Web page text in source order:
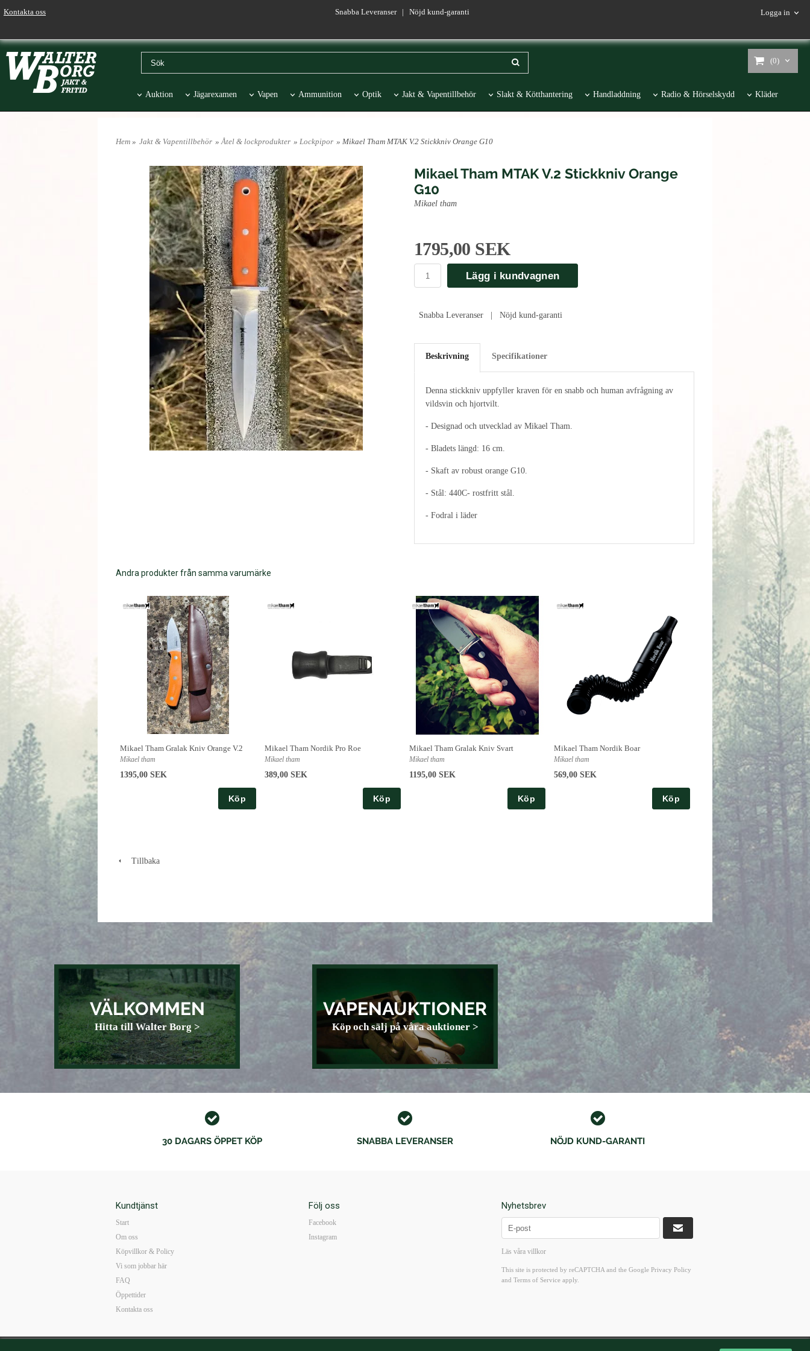
Kontakta oss Snabba Leveranser | Nöjd kund-garanti Logga in
(0)
Auktion Jägarexamen Vapen Ammunition Optik Jakt & Vapentillbehör Slakt & Kötthantering Handladdning Radio & Hörselskydd Kläder
Hem » Jakt & Vapentillbehör »Åtel & lockprodukter » Lockpipor » Mikael Tham MTAK V.2 Stickkniv Orange G10
Mikael Tham MTAK V.2 Stickkniv Orange
G10
Mikael tham
1795,00 SEK
Lägg i kundvagnen
Snabba Leveranser | Nöjd kund-garanti
Beskrivning Specifikationer
Denna stickkniv uppfyller kraven för en snabb och human avfrågning av
vildsvin och hjortvilt.
- Designad och utvecklad av Mikael Tham.
- Bladets längd: 16 cm.
- Skaft av robust orange G10.
- Stål: 440C- rostfritt stål.
- Fodral i läder
Andra produkter från samma varumärke
Mikael Tham Gralak Kniv Orange V.2
Mikael tham
1395,00 SEK
Köp
Mikael Tham Nordik Pro Roe
Mikael tham
389,00 SEK
Köp
Mikael Tham Gralak Kniv Svart
Mikael tham
1195,00 SEK
Köp
Mikael Tham Nordik Boar
Mikael tham
569,00 SEK
Köp
Tillbaka
VÄLKOMMEN
Hitta till Walter Borg >
VAPENAUKTIONER
Köp och sälj på våra auktioner >
30 DAGARS ÖPPET KÖP SNABBA LEVERANSER NÖJD KUND-GARANTI
Kundtjänst
Start
Om oss
Köpvillkor & Policy
Vi som jobbar här
FAQ
Öppettider
Kontakta oss
Följ oss
Facebook
Instagram
Nyhetsbrev
Läs våra villkor
This site is protected by reCAPTCHA and the Google Privacy Policy
and Terms of Serviceapply.